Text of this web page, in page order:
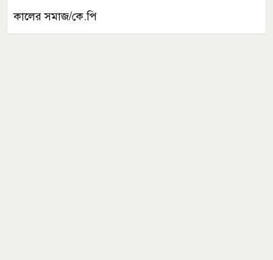
কালের সমাজ/কে.পি